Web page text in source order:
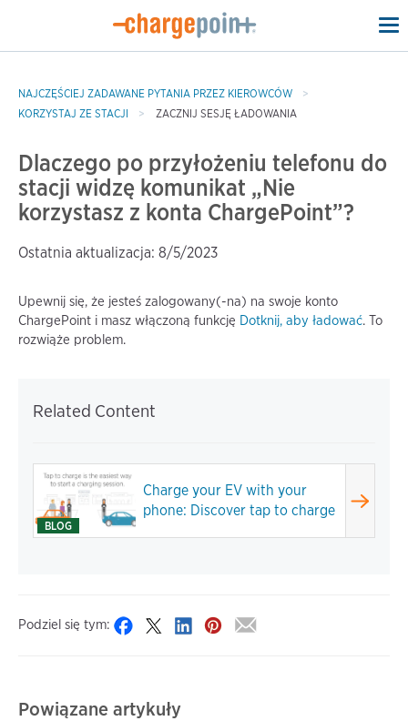
NAJCZĘŚCIEJ ZADAWANE PYTANIA PRZEZ KIEROWCÓW
KORZYSTAJ ZE STACJI
ZACZNIJ SESJĘ ŁADOWANIA
Dlaczego po przyłożeniu telefonu do
stacji widzę komunikat „Nie
korzystasz z konta ChargePoint”?
Ostatnia aktualizacja: 8/5/2023
Upewnij się, że jesteś zalogowany(-na) na swoje konto
ChargePoint i masz włączoną funkcję Dotknij, aby ładować. To
rozwiąże problem.
Related Content
BLOG
Charge your EV with your
phone: Discover tap to charge
Podziel się tym:
Powiązane artykuły